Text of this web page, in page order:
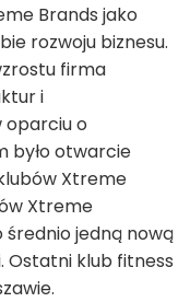
Brands jako
rozwoju biznesu.
firma
i
oparciu o
było otwarcie
Xtreme
Xtreme
średnio jedną nową
Ostatni klub fitness